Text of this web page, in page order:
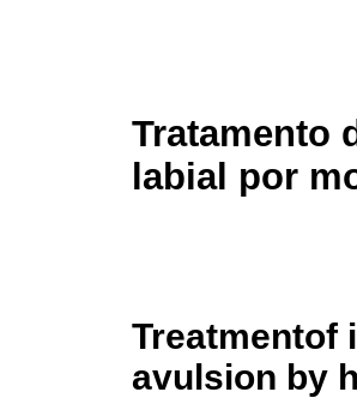
Tratamento
labial por
Treatmentof
avulsion by